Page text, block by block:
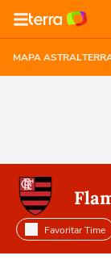
MAPA ASTRAL
Favoritar Time